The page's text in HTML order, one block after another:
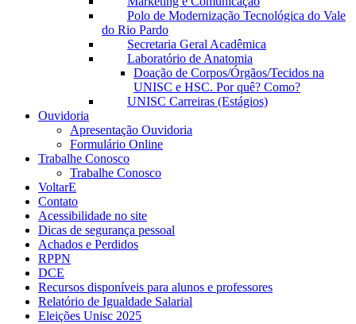
Polo de Modernização Tecnológica do Vale
do Rio Pardo
Secretaria Geral Acadêmica
Laboratório de Anatomia
Doação de Corpos/Órgãos/Tecidos na
UNISC e HSC. Por quê? Como?
UNISC Carreiras (Estágios)
Ouvidoria
Apresentação Ouvidoria
Formulário Online
Trabalhe Conosco
Trabalhe Conosco
VoltarE
Contato
Acessibilidade no site
Dicas de segurança pessoal
Achados e Perdidos
RPPN
DCE
Recursos disponíveis para alunos e professores
Relatório de Igualdade Salarial
Eleições Unisc 2025